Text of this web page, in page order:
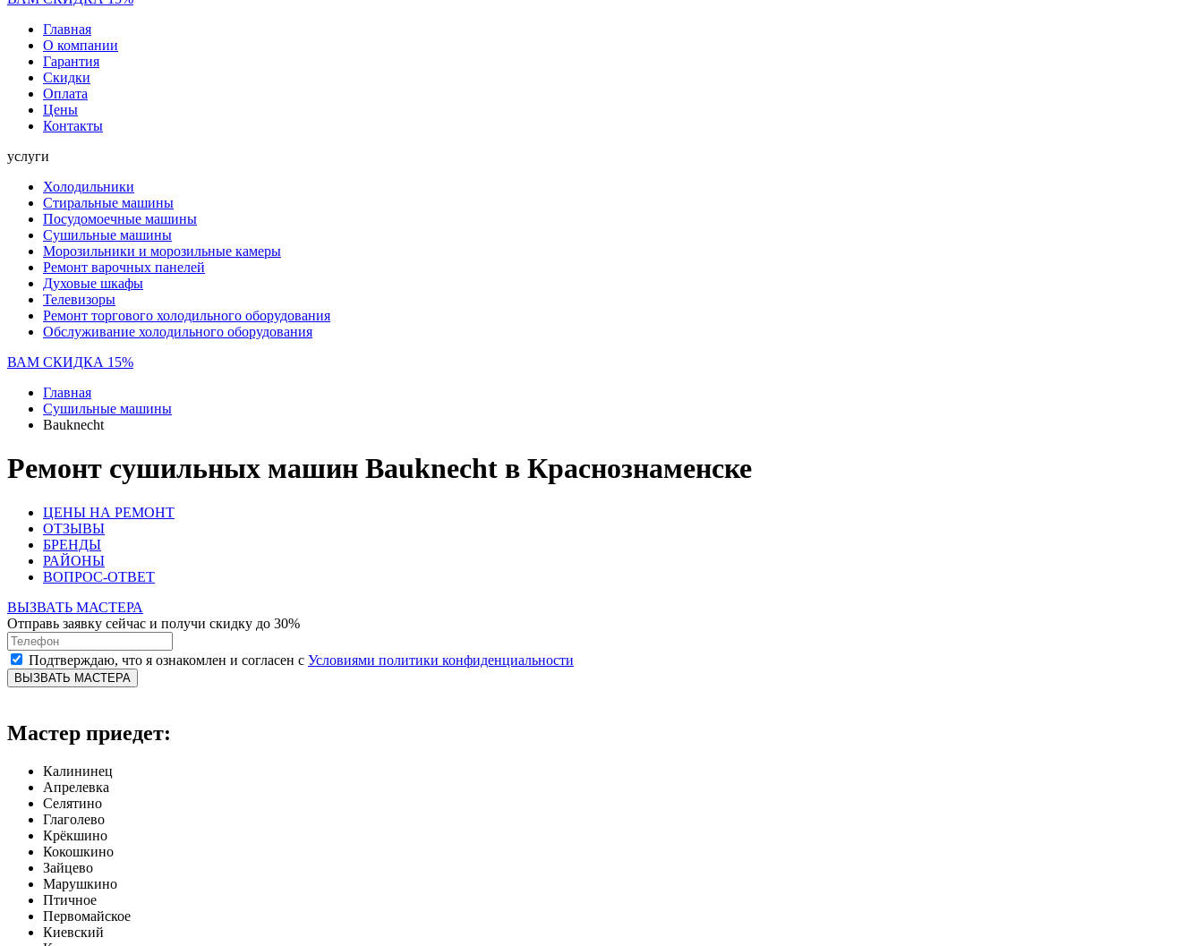
Главная
О компании
Гарантия
Скидки
Оплата
Цены
Контакты
услуги
Холодильники
Стиральные машины
Посудомоечные машины
Сушильные машины
Морозильники и морозильные камеры
Ремонт варочных панелей
Духовые шкафы
Телевизоры
Ремонт торгового холодильного оборудования
Обслуживание холодильного оборудования
ВАМ СКИДКА 15%
Главная
Сушильные машины
Bauknecht
Ремонт сушильных машин Bauknecht в Краснознаменске
ЦЕНЫ НА РЕМОНТ
ОТЗЫВЫ
БРЕНДЫ
РАЙОНЫ
ВОПРОС-ОТВЕТ
ВЫЗВАТЬ МАСТЕРА
Отправь заявку сейчас и получи скидку до 30%
Подтверждаю, что я ознакомлен и согласен с Условиями политики конфиденциальности
ВЫЗВАТЬ МАСТЕРА
Мастер приедет:
Калининец
Апрелевка
Селятино
Глаголево
Крёкшино
Кокошкино
Зайцево
Марушкино
Птичное
Первомайское
Киевский